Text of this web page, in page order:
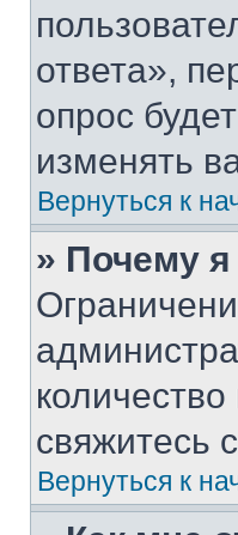
ответа»,
опрос
изменять
Вернуться к
» Почему
свяжитесь
Вернуться к